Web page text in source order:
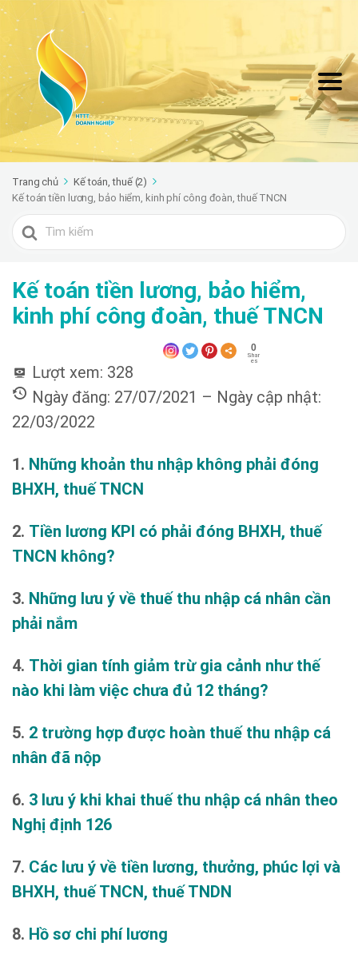
Trang chủ
Kế toán, thuế (2)
Kế toán tiền lương, bảo hiểm, kinh phí công đoàn, thuế TNCN
Search
For
Kế toán tiền lương, bảo hiểm,
kinh phí công đoàn, thuế TNCN
0
Shar
es
Lượt xem: 328
Ngày đăng: 27/07/2021 – Ngày cập nhật:
22/03/2022
1. Những khoản thu nhập không phải đóng
BHXH, thuế TNCN
2. Tiền lương KPI có phải đóng BHXH, thuế
TNCN không?
3. Những lưu ý về thuế thu nhập cá nhân cần
phải nắm
4. Thời gian tính giảm trừ gia cảnh như thế
nào khi làm việc chưa đủ 12 tháng?
5. 2 trường hợp được hoàn thuế thu nhập cá
nhân đã nộp
6. 3 lưu ý khi khai thuế thu nhập cá nhân theo
Nghị định 126
7. Các lưu ý về tiền lương, thưởng, phúc lợi và
BHXH, thuế TNCN, thuế TNDN
8. Hồ sơ chi phí lương